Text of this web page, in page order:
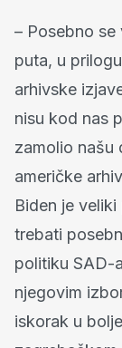
– Posebno
puta, u
arhivske
nisu kod nas
zamolio našu
američke
Biden je
trebati
politiku SAD-
njegovim
iskorak u